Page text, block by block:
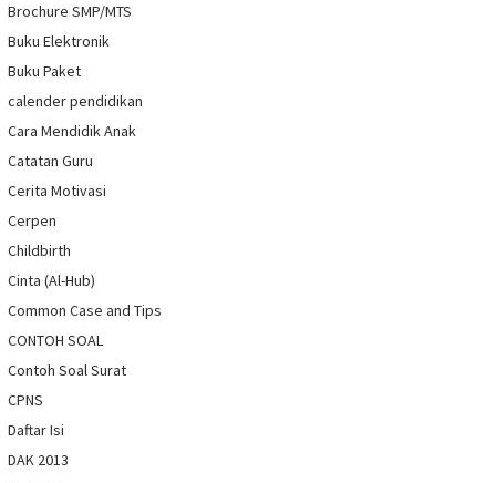
Brochure SMP/MTS
Buku Elektronik
Buku Paket
calender pendidikan
Cara Mendidik Anak
Catatan Guru
Cerita Motivasi
Cerpen
Childbirth
Cinta (Al-Hub)
Common Case and Tips
CONTOH SOAL
Contoh Soal Surat
CPNS
Daftar Isi
DAK 2013